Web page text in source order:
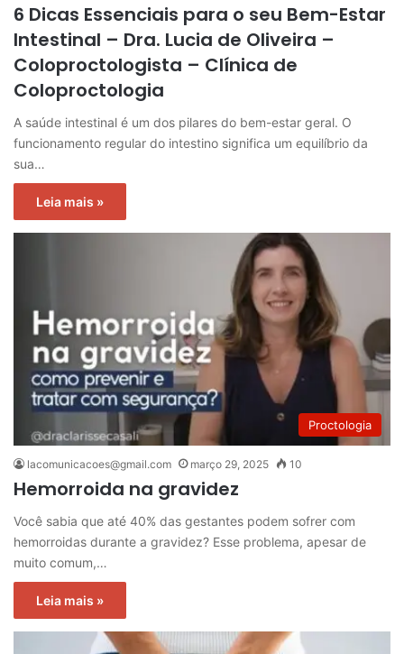
6 Dicas Essenciais para o seu Bem-Estar
Intestinal – Dra. Lucia de Oliveira –
Coloproctologista – Clínica de
Coloproctologia
A saúde intestinal é um dos pilares do bem-estar geral. O
funcionamento regular do intestino significa um equilíbrio da
sua…
Leia mais »
Proctologia
lacomunicacoes@gmail.com março 29, 2025 10
Hemorroida na gravidez
Você sabia que até 40% das gestantes podem sofrer com
hemorroidas durante a gravidez? Esse problema, apesar de
muito comum,…
Leia mais »